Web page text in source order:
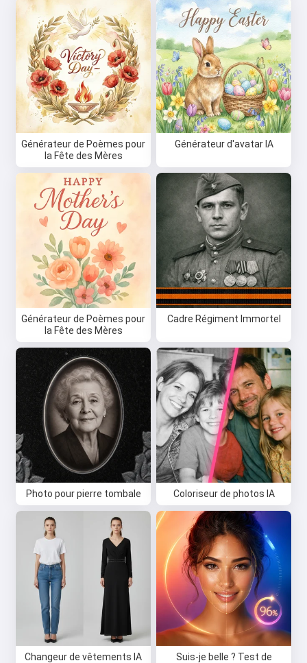
Générateur de Poèmes pour
la Fête des Mères
Générateur d'avatar IA
Générateur de Poèmes pour
la Fête des Mères
Cadre Régiment Immortel
Photo pour pierre tombale Coloriseur de photos IA
Changeur de vêtements IA Suis-je belle ? Test de